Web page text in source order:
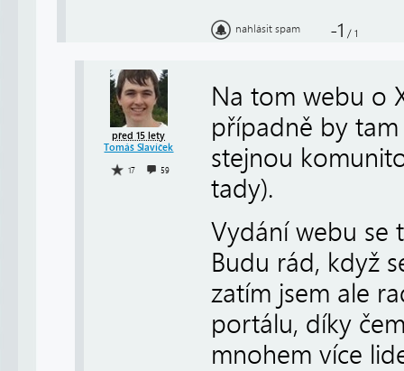
nahlásit spam -1 / 1
před 15 lety
Tomáš Slavíček
17 59
Na tom webu o
případně by
stejnou
tady).
Vydání webu se
Budu rád, když
zatím jsem ale
portálu, díky
mnohem více